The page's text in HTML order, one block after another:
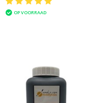
OP VOORRAAD